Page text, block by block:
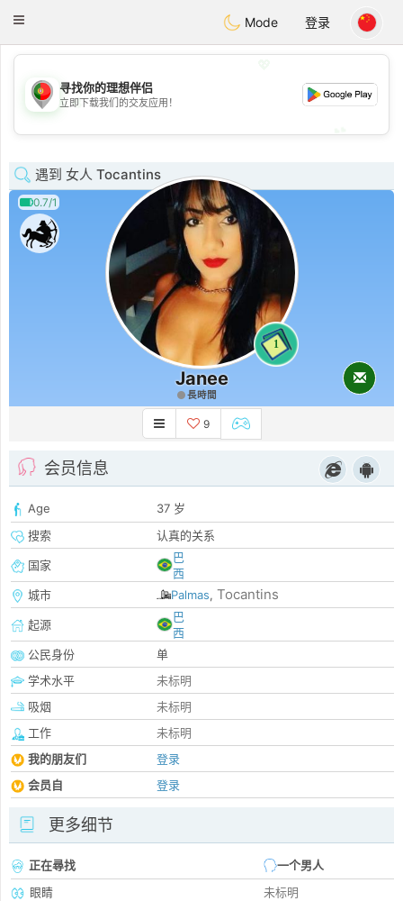
Portugues
Toggle
Mode 登录
💖
💕
寻找你的理想伴侣
立即下载我们的交友应用！
遇到 女人 Tocantins
0.7/1
1
Janee
長時間
9
会员信息
Age
37 岁
搜索
认真的关系
国家
巴
西
城市
Palmas, Tocantins
起源
巴
西
公民身份
单
学术水平
未标明
吸烟
未标明
工作
未标明
我的朋友们
登录
会员自
登录
更多细节
正在尋找
一个男人
眼睛
未标明